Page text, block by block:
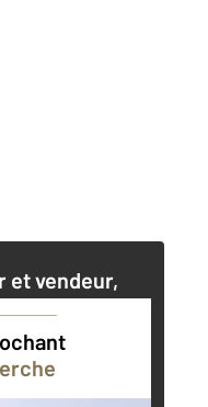
et vendeur,